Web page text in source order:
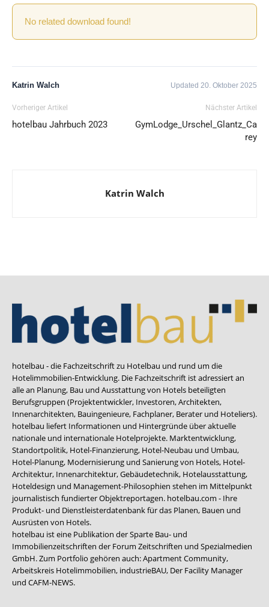
No related download found!
Katrin Walch Updated 20. Oktober 2025
Vorheriger Artikel
hotelbau Jahrbuch 2023
Nächster Artikel
GymLodge_Urschel_Glantz_Ca
rey
Katrin Walch
hotelbau - die Fachzeitschrift zu Hotelbau und rund um die
Hotelimmobilien-Entwicklung. Die Fachzeitschrift ist adressiert an
alle an Planung, Bau und Ausstattung von Hotels beteiligten
Berufsgruppen (Projektentwickler, Investoren, Architekten,
Innenarchitekten, Bauingenieure, Fachplaner, Berater und Hoteliers).
hotelbau liefert Informationen und Hintergründe über aktuelle
nationale und internationale Hotelprojekte. Marktentwicklung,
Standortpolitik, Hotel-Finanzierung, Hotel-Neubau und Umbau,
Hotel-Planung, Modernisierung und Sanierung von Hotels, Hotel-
Architektur, Innenarchitektur, Gebäudetechnik, Hotelausstattung,
Hoteldesign und Management-Philosophien stehen im Mittelpunkt
journalistisch fundierter Objektreportagen. hotelbau.com - Ihre
Produkt- und Dienstleisterdatenbank für das Planen, Bauen und
Ausrüsten von Hotels.
hotelbau ist eine Publikation der Sparte Bau- und
Immobilienzeitschriften der Forum Zeitschriften und Spezialmedien
GmbH. Zum Portfolio gehören auch:Apartment Community,
Arbeitskreis Hotelimmobilien, industrieBAU, Der Facility Manager
und CAFM-NEWS.